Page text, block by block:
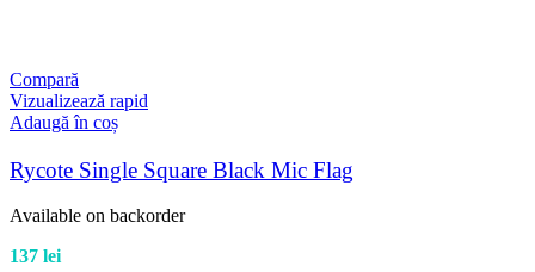
Compară
Vizualizează rapid
Adaugă în coș
Rycote Single Square Black Mic Flag
Available on backorder
137 lei